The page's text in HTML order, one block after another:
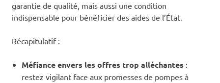
garantie de qualité, mais aussi une condition
indispensable pour bénéficier des aides de l’État.
Récapitulatif :
Méfiance envers les offres trop alléchantes :
restez vigilant face aux promesses de pompes à